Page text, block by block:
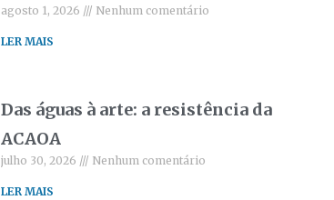
agosto 1, 2026 Nenhum comentário
LER MAIS
Das águas à arte: a resistência da
ACAOA
julho 30, 2026 Nenhum comentário
LER MAIS